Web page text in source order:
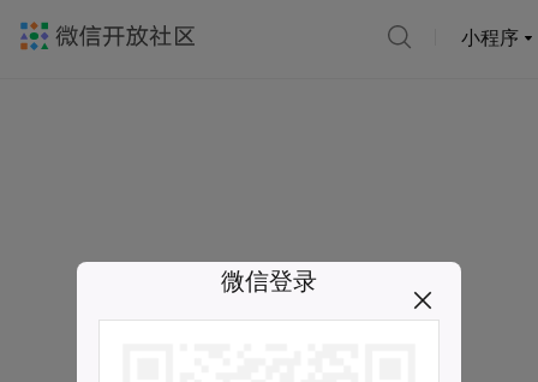
小程序
微信登录